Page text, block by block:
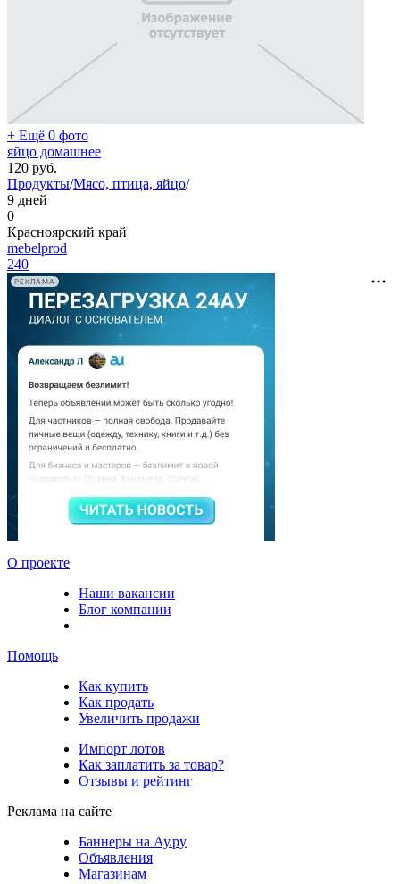
+ Ещё 0 фото
яйцо домашнее
120 руб.
Продукты/Мясо, птица, яйцо/
9 дней
0
Красноярский край
mebelprod
240
РЕКЛАМА
О проекте
Наши вакансии
Блог компании
Помощь
Как купить
Как продать
Увеличить продажи
Импорт лотов
Как заплатить за товар?
Отзывы и рейтинг
Реклама на сайте
Баннеры на Ау.ру
Объявления
Магазинам